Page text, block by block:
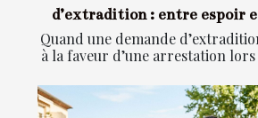
d’extradition : entre espoir
Quand une demande
à la faveur d’une arrestation